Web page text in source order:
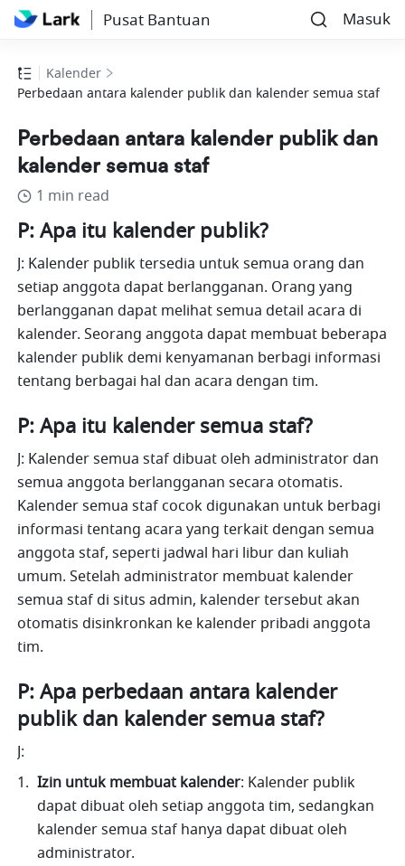
Pusat Bantuan Masuk
Kalender
Perbedaan antara kalender publik dan kalender semua staf
Perbedaan antara kalender publik dan
kalender semua staf
1 min read
P: Apa itu kalender publik?
J: Kalender publik tersedia untuk semua orang dan
setiap anggota dapat berlangganan. Orang yang
berlangganan dapat melihat semua detail acara di
kalender. Seorang anggota dapat membuat beberapa
kalender publik demi kenyamanan berbagi informasi
tentang berbagai hal dan acara dengan tim.
P: Apa itu kalender semua staf?
J: Kalender semua staf dibuat oleh administrator dan
semua anggota berlangganan secara otomatis.
Kalender semua staf cocok digunakan untuk berbagi
informasi tentang acara yang terkait dengan semua
anggota staf, seperti jadwal hari libur dan kuliah
umum. Setelah administrator membuat kalender
semua staf di situs admin, kalender tersebut akan
otomatis disinkronkan ke kalender pribadi anggota
tim.
P: Apa perbedaan antara kalender
publik dan kalender semua staf?
J:
Izin untuk membuat kalender: Kalender publik
dapat dibuat oleh setiap anggota tim, sedangkan
kalender semua staf hanya dapat dibuat oleh
administrator.